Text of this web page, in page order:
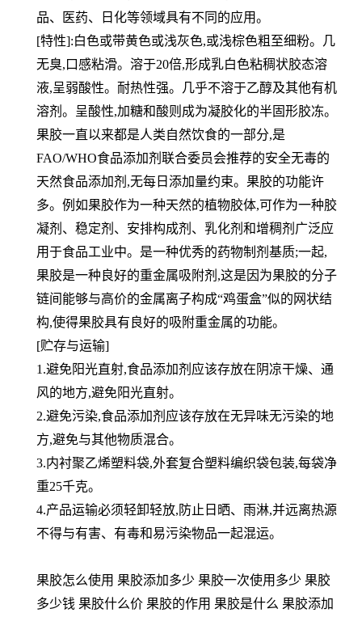
品、医药、日化等领域具有不同的应用。
[特性]:白色或带黄色或浅灰色,或浅棕色粗至细粉。几
无臭,口感粘滑。溶于20倍,形成乳白色粘稠状胶态溶
液,呈弱酸性。耐热性强。几乎不溶于乙醇及其他有机
溶剂。呈酸性,加糖和酸则成为凝胶化的半固形胶冻。
果胶一直以来都是人类自然饮食的一部分,是
FAO/WHO食品添加剂联合委员会推荐的安全无毒的
天然食品添加剂,无每日添加量约束。果胶的功能许
多。例如果胶作为一种天然的植物胶体,可作为一种胶
凝剂、稳定剂、安排构成剂、乳化剂和增稠剂广泛应
用于食品工业中。是一种优秀的药物制剂基质;一起,
果胶是一种良好的重金属吸附剂,这是因为果胶的分子
链间能够与高价的金属离子构成“鸡蛋盒”似的网状结
构,使得果胶具有良好的吸附重金属的功能。
[贮存与运输]
1.避免阳光直射,食品添加剂应该存放在阴凉干燥、通
风的地方,避免阳光直射。
2.避免污染,食品添加剂应该存放在无异味无污染的地
方,避免与其他物质混合。
3.内衬聚乙烯塑料袋,外套复合塑料编织袋包装,每袋净
重25千克。
4.产品运输必须轻卸轻放,防止日晒、雨淋,并远离热源
不得与有害、有毒和易污染物品一起混运。
果胶怎么使用 果胶添加多少 果胶一次使用多少 果胶
多少钱 果胶什么价 果胶的作用 果胶是什么 果胶添加